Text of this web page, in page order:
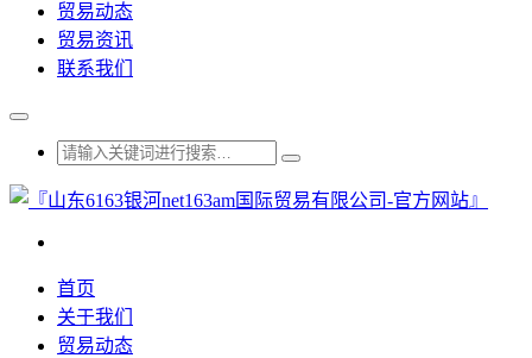
贸易动态
贸易资讯
联系我们
首页
关于我们
贸易动态